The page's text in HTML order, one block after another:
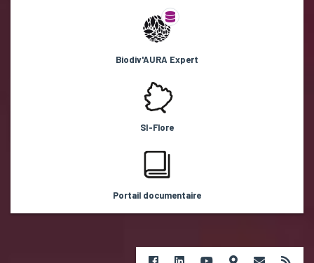
Biodiv'AURA Expert
SI-Flore
Portail documentaire